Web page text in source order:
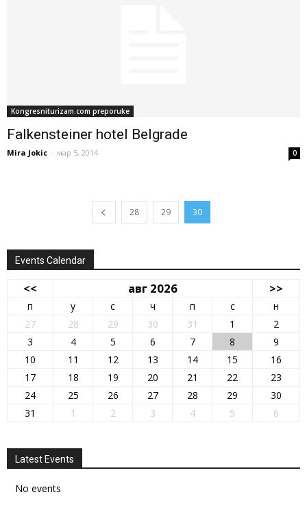
Kongresniturizam.com preporuke
Falkensteiner hotel Belgrade
Mira Jokic - мар 5, 2014 0
28 29 30
Events Calendar
<< авг 2026 >>
п у с ч п с
н
27
28 29 30 31 1
2
3
4 5 6 7 8
9
10
11 12 13 14 15
16
17
18 19 20 21 22
23
24
25 26 27 28 29
30
31
1 2 3 4 5 6
Latest Events
No events